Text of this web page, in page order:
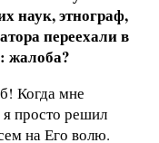
наук, этнограф,
переехали в
жалоба?
Когда мне
просто решил
на Его волю.